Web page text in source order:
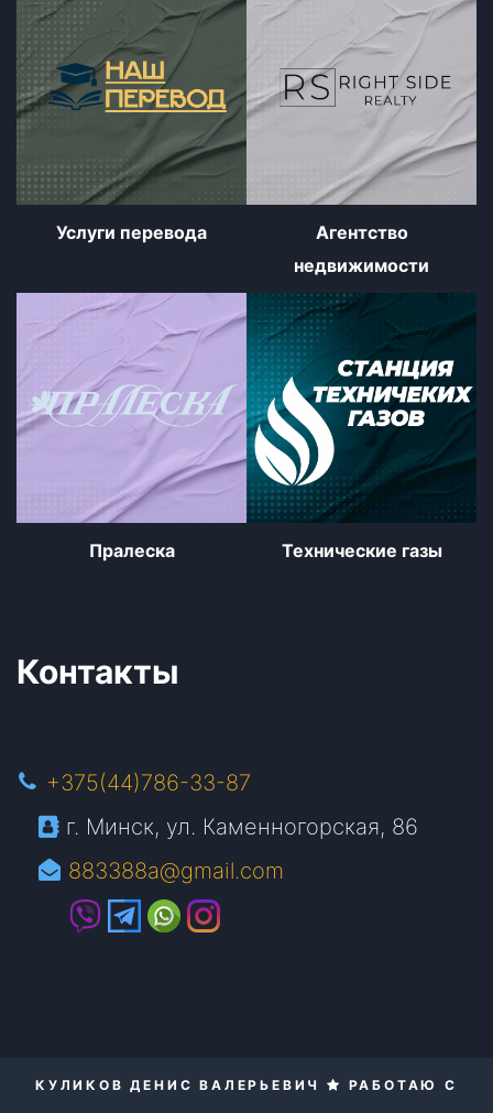
Услуги перевода
Агентство
недвижимости
Пралеска Технические газы
Контакты
+375(44)786-33-87
г. Минск, ул. Каменногорская, 86
883388a@gmail.com
КУЛИКОВ ДЕНИС ВАЛЕРЬЕВИЧ
РАБОТАЮ С